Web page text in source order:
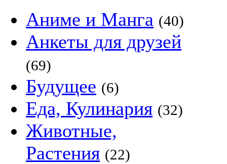
Аниме и Манга (40)
Анкеты для друзей
(69)
Будущее (6)
Еда, Кулинария (32)
Животные,
Растения (22)